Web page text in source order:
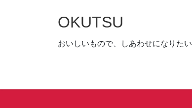
キ
に
OKUTSU
おいしいもので、しあわせになりたい